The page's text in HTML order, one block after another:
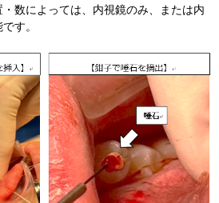
数によっては、内視鏡のみ、または内
す。